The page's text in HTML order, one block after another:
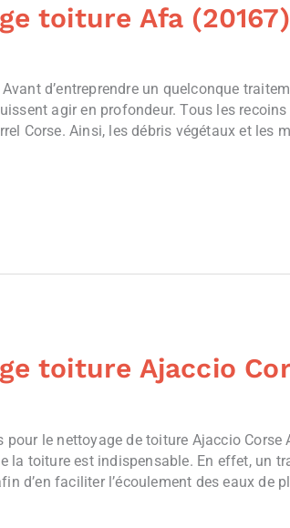
toiture Afa
d’entreprendre un quelconque
agir en profondeur. Tous les
Corse. Ainsi, les débris végétaux et les
toiture Ajaccio
pour le nettoyage de toiture Ajaccio
la toiture est indispensable. En effet, un
d’en faciliter l’écoulement des eaux de